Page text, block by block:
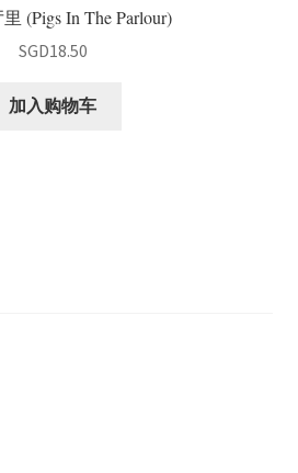
(Pigs In The Parlour)
SGD18.50
加入购物车